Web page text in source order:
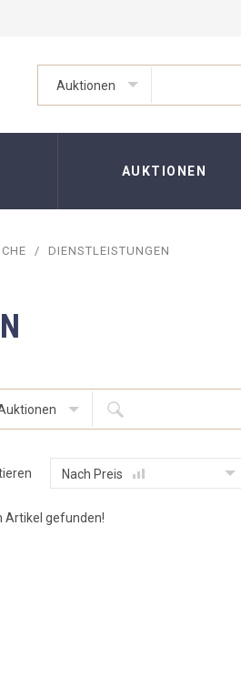
Auktionen
AUKTIONEN
/ DIENSTLEISTUNGEN
Nach Preis
Artikel gefunden!